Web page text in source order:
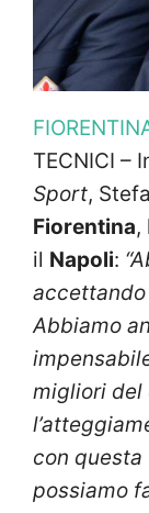
TECNICI –
Sport,
Fiorentina,
il Napoli:
Abbiamo
migliori del
con
possiamo